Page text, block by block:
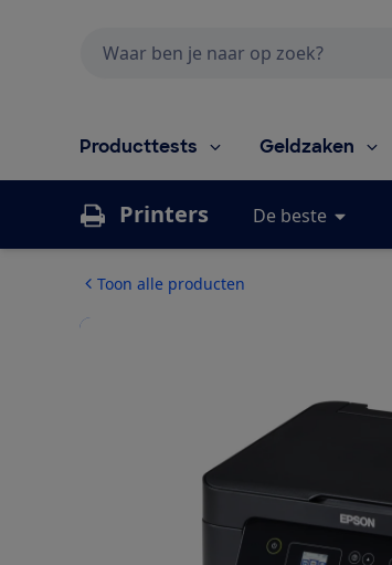
Producttests Geldzaken
Printers De beste
Toon alle producten